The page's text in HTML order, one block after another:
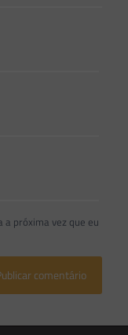
a próxima vez que eu